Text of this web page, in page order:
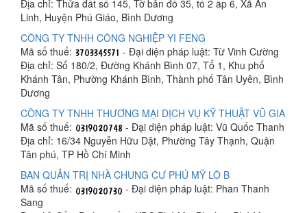
Địa chỉ: Thửa đất số 145, Tờ bản đồ 35, tổ 2 ấp 6, Xã An
Linh, Huyện Phú Giáo, Bình Dương
CÔNG TY TNHH CÔNG NGHIỆP YI FENG
Mã số thuế:
- Đại diện pháp luật: Từ Vinh Cường
Địa chỉ: Số 180/2, Đường Khánh Bình 07, Tổ 1, Khu phố
Khánh Tân, Phường Khánh Bình, Thành phố Tân Uyên, Bình
Dương
CÔNG TY TNHH THƯƠNG MẠI DỊCH VỤ KỸ THUẬT VŨ GIA
Mã số thuế:
- Đại diện pháp luật: Vũ Quốc Thanh
Địa chỉ: 16/34 Nguyễn Hữu Dật, Phường Tây Thạnh, Quận
Tân phú, TP Hồ Chí Minh
BAN QUẢN TRỊ NHÀ CHUNG CƯ PHÚ MỸ LÔ B
Mã số thuế:
- Đại diện pháp luật: Phan Thanh
Sang